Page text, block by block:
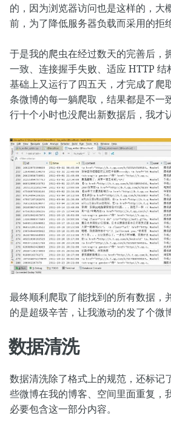
的，因为浏览器访问也是这样的，大
前，为了降低服务器负载而采用的拒
于是我的爬虫在经过数天的完善后，
一致、连接握手失败、适应 HTTP 结
基础上又运行了四五天，才完成了爬
条微博的每一躺爬取，结果都是不一
行十个小时也没爬出新数据后，我才
最终顺利爬取了能找到的所有数据，
的是超级辛苦，让我激动的发了个微
数据清洗
数据清洗除了格式上的规范，还标记
些微博在我的博客、空间里面重复，
必要包含这一部分内容。